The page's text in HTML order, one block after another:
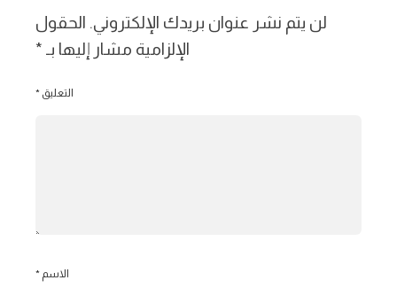
لن يتم نشر عنوان بريدك الإلكتروني. الحقول
الإلزامية مشار إليها بـ *
التعليق *
الاسم *